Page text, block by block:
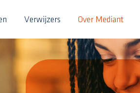
Verwijzers Over Mediant